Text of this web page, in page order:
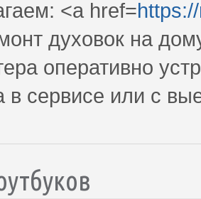
<a href=
духовок на
оперативно
в сервисе или с